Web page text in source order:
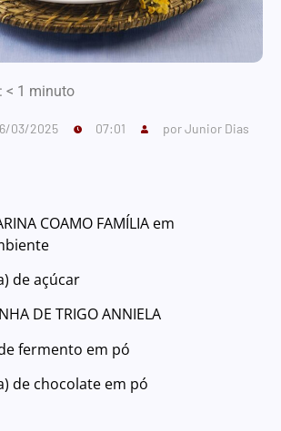
< 1 minuto
03/2025 07:01 porJunior Dias
COAMO FAMÍLIA em
de açúcar
DE TRIGO ANNIELA
fermento em pó
de chocolate em pó